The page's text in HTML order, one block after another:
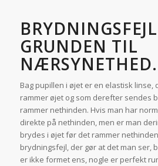
GRUNDEN TIL
NÆRSYNETHED.
Bag pupillen i øjet er en elastisk linse,
rammer øjet og som derefter sendes
rammer nethinden. Hvis man har
direkte på nethinden, men er man
brydes i øjet før det rammer
brydningsfejl, der gør at det man ser,
er ikke formet ens, nogle er perfekt